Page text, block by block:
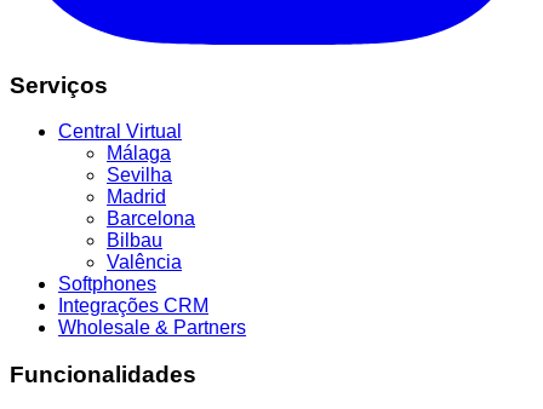
Serviços
Central Virtual
Málaga
Sevilha
Madrid
Barcelona
Bilbau
Valência
Softphones
Integrações CRM
Wholesale & Partners
Funcionalidades